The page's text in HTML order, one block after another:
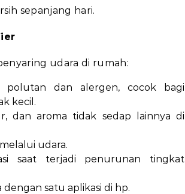
sepanjang hari.
udara di rumah:
polutan dan alergen, cocok bagi
kecil.
dan aroma tidak sedap lainnya di
udara.
saat terjadi penurunan tingkat
dengan satu aplikasi di hp.